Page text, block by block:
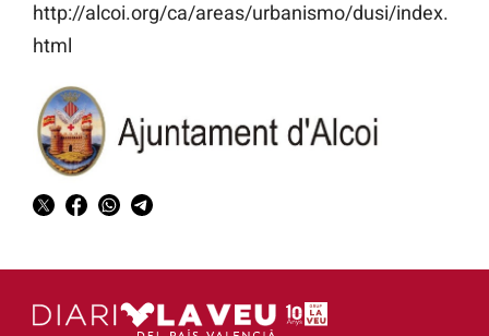
http://alcoi.org/ca/areas/urbanismo/dusi/index.
html